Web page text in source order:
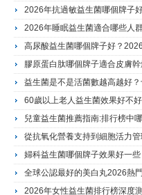
高尿酸益生菌哪個牌子好？
益生菌是不是活菌數越高越好
婦科益生菌哪個牌子效果好一